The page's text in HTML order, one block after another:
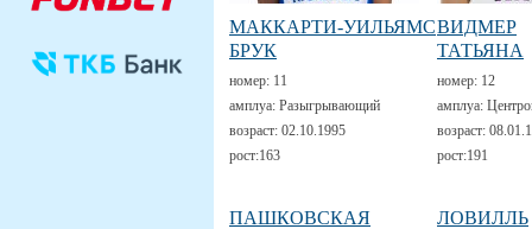
МАККАРТИ-УИЛЬЯМС
БРУК
номер: 11
амплуа: Разыгрывающий
возраст: 02.10.1995
рост:163
ВИДМЕР
ТАТЬЯНА
номер: 12
амплуа:
возраст:
рост:191
ПАШКОВСКАЯ
ЛОВИЛЛЬ